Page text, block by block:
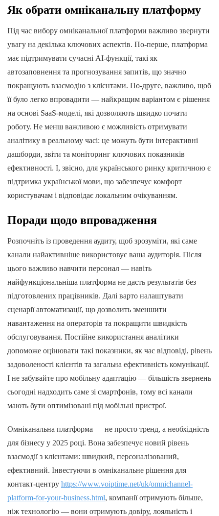
Як обрати омніканальну платформу
Під час вибору омніканальної платформи важливо звернути
увагу на декілька ключових аспектів. По-перше, платформа
має підтримувати сучасні AI-функції, такі як
автозаповнення та прогнозування запитів, що значно
покращують взаємодію з клієнтами. По-друге, важливо, щоб
її було легко впровадити — найкращим варіантом є рішення
на основі SaaS-моделі, які дозволяють швидко почати
роботу. Не менш важливою є можливість отримувати
аналітику в реальному часі: це можуть бути інтерактивні
дашборди, звіти та моніторинг ключових показників
ефективності. І, звісно, для українського ринку критичною є
підтримка української мови, що забезпечує комфорт
користувачам і відповідає локальним очікуванням.
Поради щодо впровадження
Розпочніть із проведення аудиту, щоб зрозуміти, які саме
канали найактивніше використовує ваша аудиторія. Після
цього важливо навчити персонал — навіть
найфункціональніша платформа не дасть результатів без
підготовлених працівників. Далі варто налаштувати
сценарії автоматизації, що дозволить зменшити
навантаження на операторів та покращити швидкість
обслуговування. Постійне використання аналітики
допоможе оцінювати такі показники, як час відповіді, рівень
задоволеності клієнтів та загальна ефективність комунікації.
І не забувайте про мобільну адаптацію — більшість звернень
сьогодні надходить саме зі смартфонів, тому всі канали
мають бути оптимізовані під мобільні пристрої.
Омніканальна платформа — не просто тренд, а необхідність
для бізнесу у 2025 році. Вона забезпечує новий рівень
взаємодії з клієнтами: швидкий, персоналізований,
ефективний. Інвестуючи в омніканальне рішення для
контакт-центру https://www.voiptime.net/uk/omnichannel-
platform-for-your-business.html, компанії отримують більше,
ніж технологію — вони отримують довіру, лояльність і